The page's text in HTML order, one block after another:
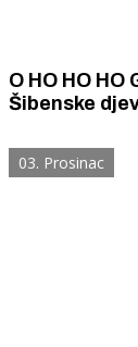
O HO HO HO
Šibenske
đardinu”
03. Prosinac